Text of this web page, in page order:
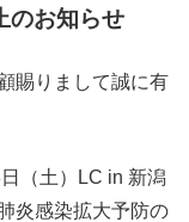
のお知らせ
賜りまして誠に有
（土）LC in 新潟
炎感染拡大予防の